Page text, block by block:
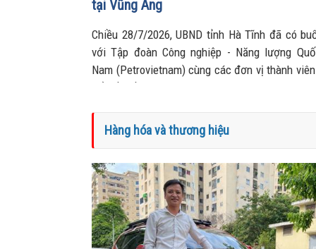
tại Vũng Áng
Chiều 28/7/2026, UBND tỉnh Hà Tĩnh đã có
với Tập đoàn Công nghiệp - Năng lượng
Nam (Petrovietnam) cùng các đơn vị thành
các văn kiện hợp tác quan trọng, mở ra định
triển mới cho khu vực Bắc Trung Bộ.
Hàng hóa và thương hiệu